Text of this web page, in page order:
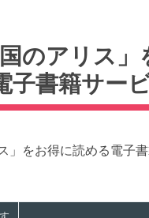
国のアリス
子書籍サー
」をお得に読める電子